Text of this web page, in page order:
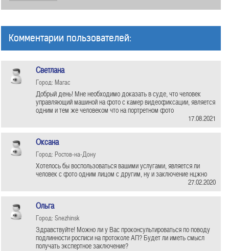
Комментарии пользователей:
Светлана
Город: Магас
Добрый день! Мне необходимо доказать в суде, что человек
управляющий машиной на фото с камер видеофиксации, является
одним и тем же человеком что на портретном фото
17.08.2021
Оксана
Город: Ростов-на-Дону
Хотелось бы воспользоваться вашими услугами, является ли
человек с фото одним лицом с другим, ну и заключение нцжно
27.02.2020
Ольга
Город: Snezhinsk
Здравствуйте! Можно ли у Вас проконсультироваться по поводу
подлинности росписи на протоколе АП? Будет ли иметь смысл
получать экспертное заключение?